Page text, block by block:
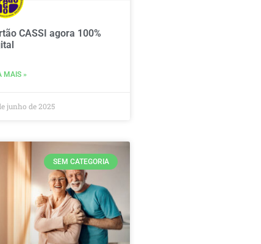
CASSI agora 100%
MAIS »
junho de 2025
SEM CATEGORIA